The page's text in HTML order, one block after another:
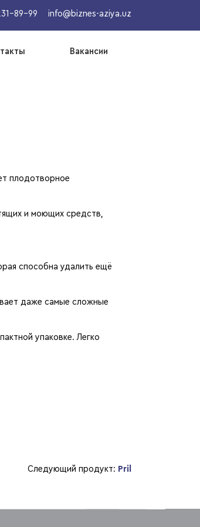
89-99 info@biznes-aziya.uz
Вакансии
плодотворное
и моющих средств,
способна удалить ещё
даже самые сложные
упаковке. Легко
Следующий продукт: Pril